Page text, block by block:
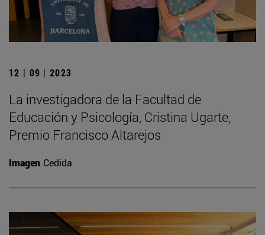
12 | 09 | 2023
La investigadora de la Facultad de
Educación y Psicología, Cristina Ugarte,
Premio Francisco Altarejos
Imagen Cedida